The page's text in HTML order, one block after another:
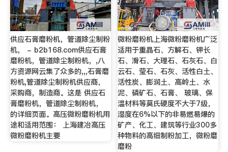
供应石膏磨粉机，管道除尘制粉
机， - b2b168.com供应石膏
磨粉机，管道除尘制粉机，,八
方资源网云集了众多的,,,石膏磨
粉机,管道除尘制粉机供应商，
采购商，制造商。这是 供应石
膏磨粉机，管道除尘制粉机，
的详细页面。高压微粉磨粉机用
途和适用范围： 上海建冶高压
微粉磨粉机主要
微粉磨粉机上海微粉磨粉机广泛
适用于重晶石、方解石、钾长
石、滑石、大理石、石灰石、白
云石、莹石、石灰、活性白土、
活性炭、膨润土、高岭土、水
泥、磷矿石、石膏、 玻璃、保
温材料等莫氏硬度不大于7级，
湿度在6%以下的非易燃易爆的
矿产、化工、建筑等行业300多
种物料的高细制粉加工，微粉磨
磨粉